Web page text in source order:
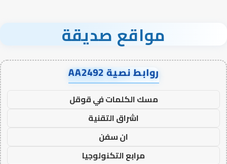
مواقع صديقة
روابط نصية AA2492
مسك الكلمات في قوقل
اشراق التقنية
ان سفن
مرابع التكنولوجيا